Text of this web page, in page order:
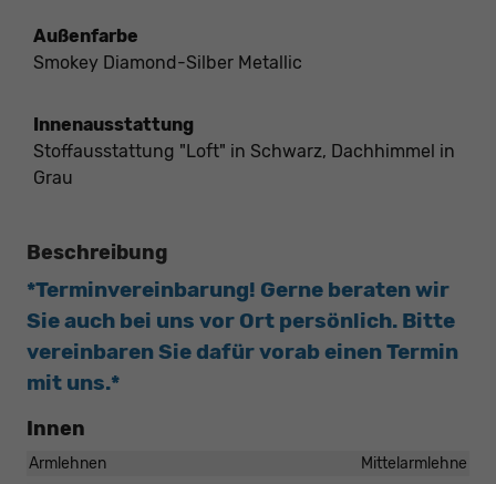
Außenfarbe
Smokey Diamond-Silber Metallic
Innenausstattung
Stoffausstattung "Loft" in Schwarz, Dachhimmel in
Grau
Beschreibung
*Terminvereinbarung! Gerne beraten wir
Sie auch bei uns vor Ort persönlich. Bitte
vereinbaren Sie dafür vorab einen Termin
mit uns.*
Innen
Armlehnen
Mittelarmlehne